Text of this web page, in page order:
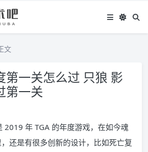
文
第一关怎么过 只狼 影
第一关
2019 年 TGA 的年度游戏，在如今魂
还是有很多创新的设计，比如死亡复